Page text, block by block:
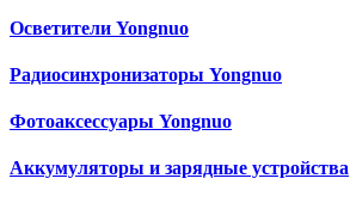
Осветители Yongnuo
Радиосинхронизаторы Yongnuo
Фотоаксессуары Yongnuo
Аккумуляторы и зарядные устройства